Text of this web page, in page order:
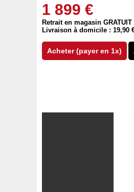
1 899 €
Retrait en magasin GRATUIT
Livraison à domicile : 19,90
Acheter (payer en 1x)